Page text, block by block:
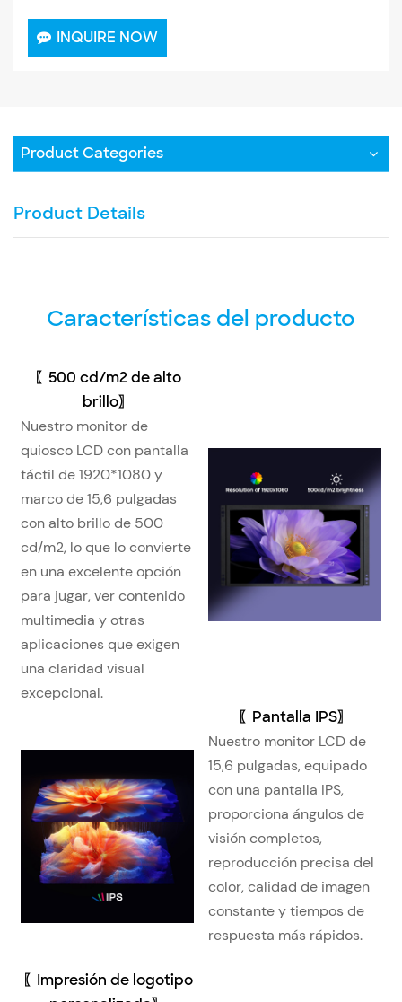
INQUIRE NOW
Product Categories
Product Details
Características del producto
〖 500 cd/m2 de alto
brillo〗
Nuestro monitor de
quiosco LCD con pantalla
táctil de 1920*1080 y
marco de 15,6 pulgadas
con alto brillo de 500
cd/m2, lo que lo convierte
en una excelente opción
para jugar, ver contenido
multimedia y otras
aplicaciones que exigen
una claridad visual
excepcional.
〖 Pantalla IPS〗
Nuestro monitor LCD de
15,6 pulgadas, equipado
con una pantalla IPS,
proporciona ángulos de
visión completos,
reproducción precisa del
color, calidad de imagen
constante y tiempos de
respuesta más rápidos.
〖 Impresión de logotipo